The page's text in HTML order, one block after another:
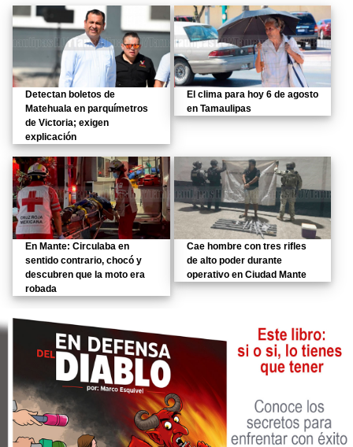
Detectan boletos de
Matehuala en parquímetros
de Victoria; exigen
explicación
El clima para hoy 6 de agosto
en Tamaulipas
En Mante: Circulaba en
sentido contrario, chocó y
descubren que la moto era
robada
Cae hombre con tres rifles
de alto poder durante
operativo en Ciudad Mante